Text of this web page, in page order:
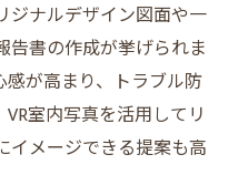
提案の実力に迫る
のプレミアム不動産
アム不動産売却術
ジナルデザイン図面や一
告書の作成が挙げられま
が高まり、トラブル防
室内写真を活用してリ
イメージできる提案も高